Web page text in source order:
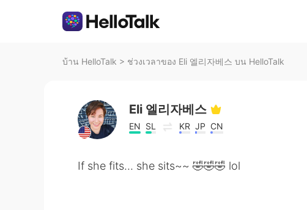
บ้าน HelloTalk > ช่วงเวลาของ Eli 엘리자베스 บน HelloTalk
Eli 엘리자베스
EN SL KR JP CN
If she fits... she sits~~ 🤣🤣🤣 lol